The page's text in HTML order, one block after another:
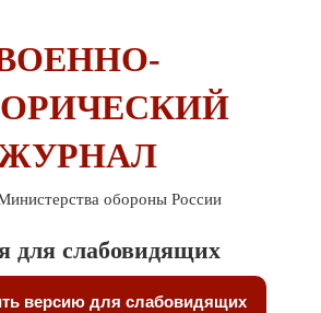
обороны России
для слабовидящих
версию для слабовидящих